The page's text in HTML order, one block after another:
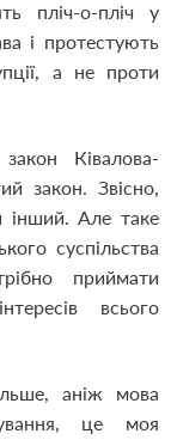
пліч-о-пліч у
і протестують
а не проти
Ківалова-
закон. Звісно,
інший. Але таке
суспільства
приймати
всього
аніж мова
це моя